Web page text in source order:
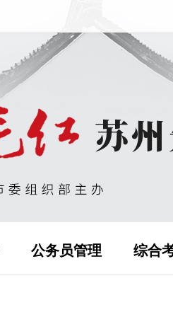
公务员管理 综合